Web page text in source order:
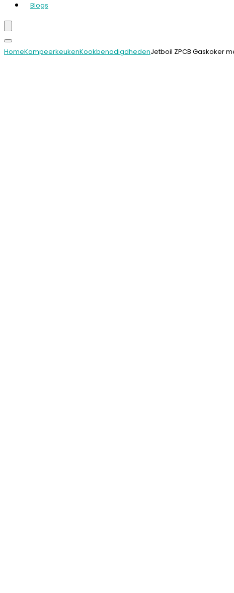
Blogs
HomeKampeerkeukenKookbenodigdhedenJetboil ZPCB Gaskoker